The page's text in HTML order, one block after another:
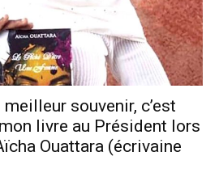
souvenir, c’est
livre au Président lors
Ouattara (écrivaine